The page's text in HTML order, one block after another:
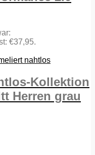
€37,95.
Kollektion
Herren grau